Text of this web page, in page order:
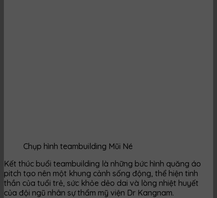
Chụp hình teambuilding Mũi Né
Kết thúc buổi teambuilding là những bức hình quăng áo
pitch tạo nên một khung cảnh sống động, thể hiện tinh
thần của tuổi trẻ, sức khỏe dẻo dai và lòng nhiệt huyết
của đội ngũ nhân sự thẩm mỹ viện Dr Kangnam.